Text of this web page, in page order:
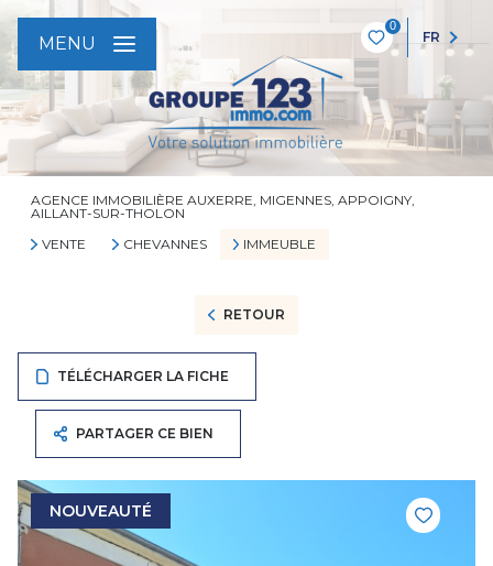
0
FR
MENU
AGENCE IMMOBILIÈRE AUXERRE, MIGENNES, APPOIGNY,
AILLANT-SUR-THOLON
VENTE
CHEVANNES IMMEUBLE
RETOUR
TÉLÉCHARGER LA FICHE
PARTAGER CE BIEN
NOUVEAUTÉ